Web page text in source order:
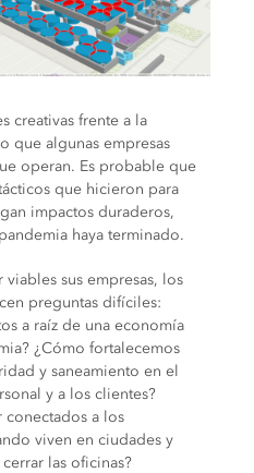
creativas frente a la
que algunas empresas
operan. Es probable que
que hicieron para
impactos duraderos,
haya terminado.
sus empresas, los
preguntas difíciles:
a raíz de una economía
¿Cómo fortalecemos
y saneamiento en el
y a los clientes?
conectados a los
viven en ciudades y
las oficinas?